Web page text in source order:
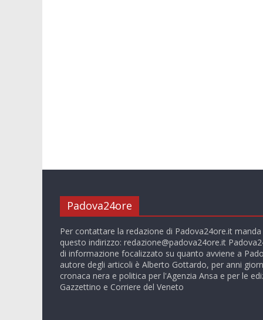
Padova24ore
Per contattare la redazione di Padova24ore.it
questo indirizzo: redazione@padova24ore.it
di informazione focalizzato su quanto avviene a
autore degli articoli è Alberto Gottardo, per anni
cronaca nera e politica per l'Agenzia Ansa e per le
Gazzettino e Corriere del Veneto